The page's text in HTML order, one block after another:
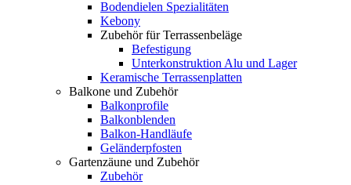
Bodendielen Spezialitäten
Kebony
Zubehör für Terrassenbeläge
Befestigung
Unterkonstruktion Alu und Lager
Keramische Terrassenplatten
Balkone und Zubehör
Balkonprofile
Balkonblenden
Balkon-Handläufe
Geländerpfosten
Gartenzäune und Zubehör
Zubehör